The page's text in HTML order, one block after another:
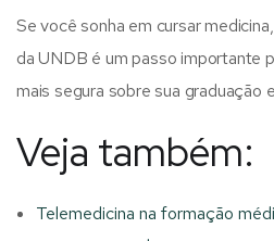
Se você sonha em cursar
da UNDB é um passo importante
mais segura sobre sua graduação
Veja também:
Telemedicina na formação